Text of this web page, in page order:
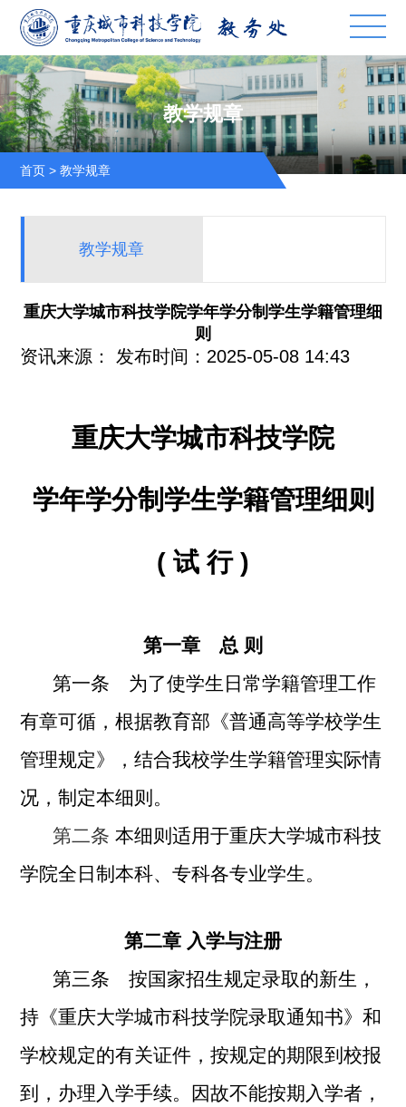
教学规章
首页 >教学规章
教学规章
重庆大学城市科技学院学年学分制学生学籍管理细
则
资讯来源： 发布时间：2025-05-08 14:43
重庆大学城市科技学院
学年学分制学生学籍管理细则
( 试 行 )
第一章 总 则
第一条 为了使学生日常学籍管理工作
有章可循，根据教育部《普通高等学校学生
管理规定》，结合我校学生学籍管理实际情
况，制定本细则。
第二条 本细则适用于重庆大学城市科技
学院全日制本科、专科各专业学生。
第二章 入学与注册
第三条 按国家招生规定录取的新生，
持《重庆大学城市科技学院录取通知书》和
学校规定的有关证件，按规定的期限到校报
到，办理入学手续。因故不能按期入学者，